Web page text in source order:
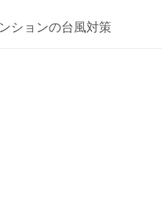
ションの台風対策